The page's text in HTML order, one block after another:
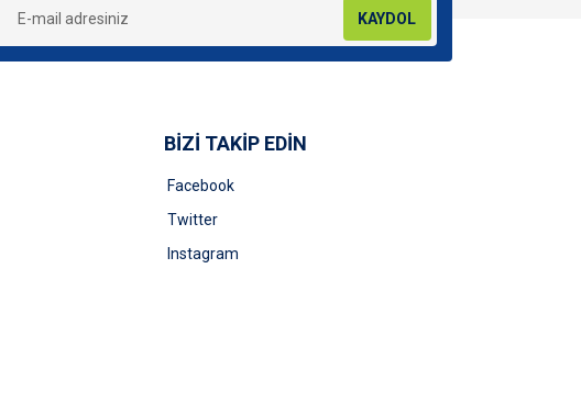
KAYDOL
BİZİ TAKİP EDİN
Facebook
Twitter
Instagram